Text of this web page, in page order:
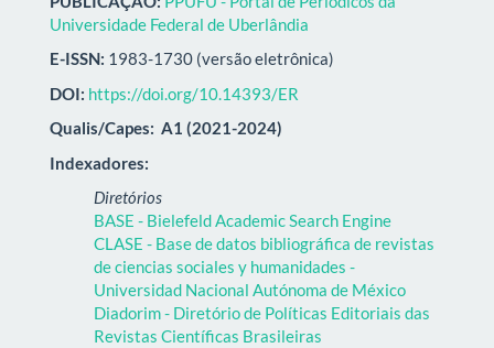
Universidade Federal de Uberlândia
E-ISSN: 1983-1730 (versão eletrônica)
DOI: https://doi.org/10.14393/ER
Qualis/Capes: A1 (2021-2024)
Indexadores:
Diretórios
BASE - Bielefeld Academic Search Engine
CLASE - Base de datos bibliográfica de revistas
de ciencias sociales y humanidades -
Universidad Nacional Autónoma de México
Diadorim - Diretório de Políticas Editoriais das
Revistas Científicas Brasileiras